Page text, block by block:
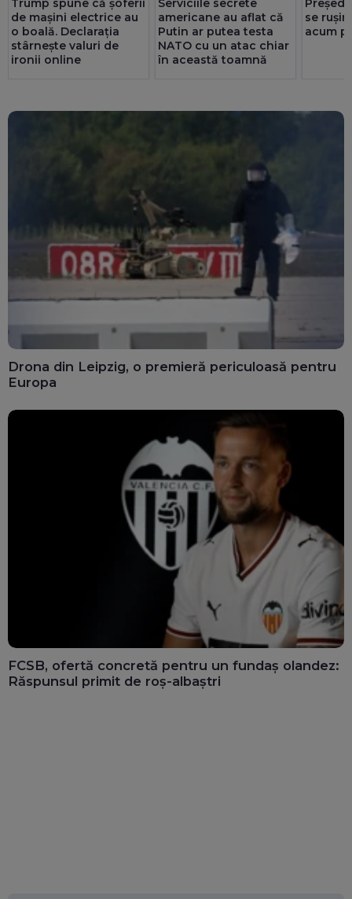
Trump spune că șoferii
de mașini electrice au
o boală. Declarația
stârnește valuri de
ironii online
Serviciile secrete
americane au aflat că
Putin ar putea testa
NATO cu un atac chiar
în această toamnă
se
acum
Drona din Leipzig, o premieră periculoasă pentru
Europa
FCSB, ofertă concretă pentru un fundaș olandez:
Răspunsul primit de roș-albaștri